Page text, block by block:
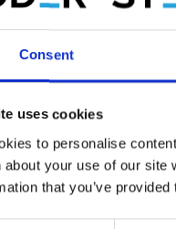
Consent
uses cookies
to personalise
about your use of our
that you’ve
met
voor het opbouwen
m